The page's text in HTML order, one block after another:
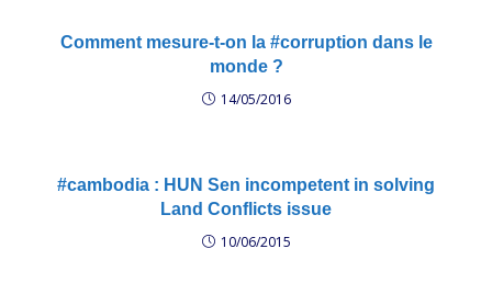
Comment mesure-t-on la #corruption dans le
monde ?
14/05/2016
#cambodia : HUN Sen incompetent in solving
Land Conflicts issue
10/06/2015